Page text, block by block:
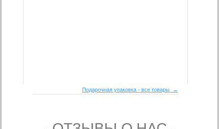
Подарочная упаковка - все товары →